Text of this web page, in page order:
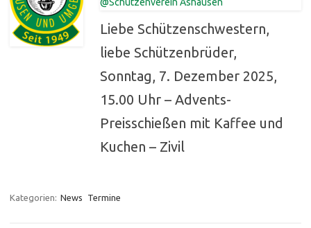
Liebe Schützenschwestern,
liebe Schützenbrüder,
Sonntag, 7. Dezember 2025,
15.00 Uhr – Advents-
Preisschießen mit Kaffee und
Kuchen – Zivil
Kategorien: News Termine